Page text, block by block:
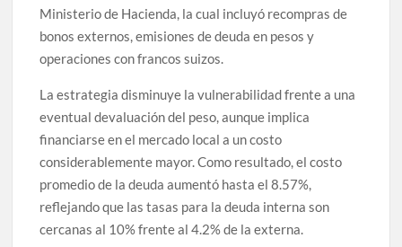
Ministerio de Hacienda, la cual incluyó recompras de
bonos externos, emisiones de deuda en pesos y
operaciones con francos suizos.
La estrategia disminuye la vulnerabilidad frente a una
eventual devaluación del peso, aunque implica
financiarse en el mercado local a un costo
considerablemente mayor. Como resultado, el costo
promedio de la deuda aumentó hasta el 8.57%,
reflejando que las tasas para la deuda interna son
cercanas al 10% frente al 4.2% de la externa.